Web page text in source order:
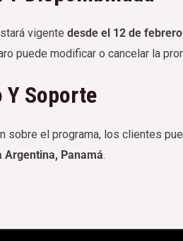
vigente desde el 12 de
puede modificar o cancelar la
Y Soporte
sobre el programa, los clientes
Argentina, Panamá.